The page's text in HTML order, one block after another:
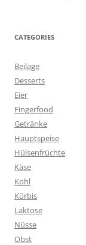
CATEGORIES
Beilage
Desserts
Eier
Fingerfood
Getränke
Hauptspeise
Hülsenfrüchte
Käse
Kohl
Kürbis
Laktose
Nüsse
Obst